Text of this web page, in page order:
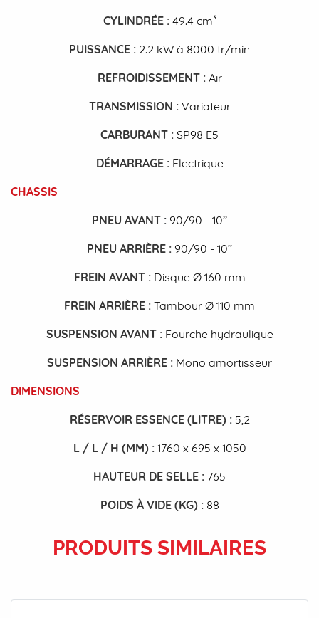
CYLINDRÉE: 49.4 cm³
PUISSANCE : 2.2 kW à 8000 tr/min
REFROIDISSEMENT: Air
TRANSMISSION : Variateur
CARBURANT : SP98 E5
DÉMARRAGE: Electrique
CHASSIS
PNEU AVANT : 90/90 - 10’’
PNEU ARRIÈRE : 90/90 - 10’’
FREIN AVANT: Disque Ø 160 mm
FREIN ARRIÈRE : Tambour Ø 110 mm
SUSPENSION AVANT: Fourche hydraulique
SUSPENSION ARRIÈRE : Mono amortisseur
DIMENSIONS
RÉSERVOIR ESSENCE (LITRE): 5,2
L / L / H (MM): 1760 x 695 x 1050
HAUTEUR DE SELLE : 765
POIDS À VIDE (KG): 88
PRODUITS SIMILAIRES